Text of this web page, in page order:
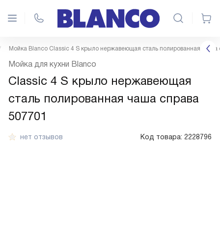
Мойка Blanco Classic 4 S крыло нержавеющая сталь полированная чаша
нет отзывов Код товара: 2228796
Мойка для кухни Blanco
Classic 4 S крыло нержавеющая
сталь полированная чаша справа
507701